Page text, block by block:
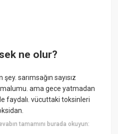
ne olur?
sarımsağın sayısız
ama gece yatmadan
faydalı. vücuttaki toksinleri
tamamını burada okuyun: